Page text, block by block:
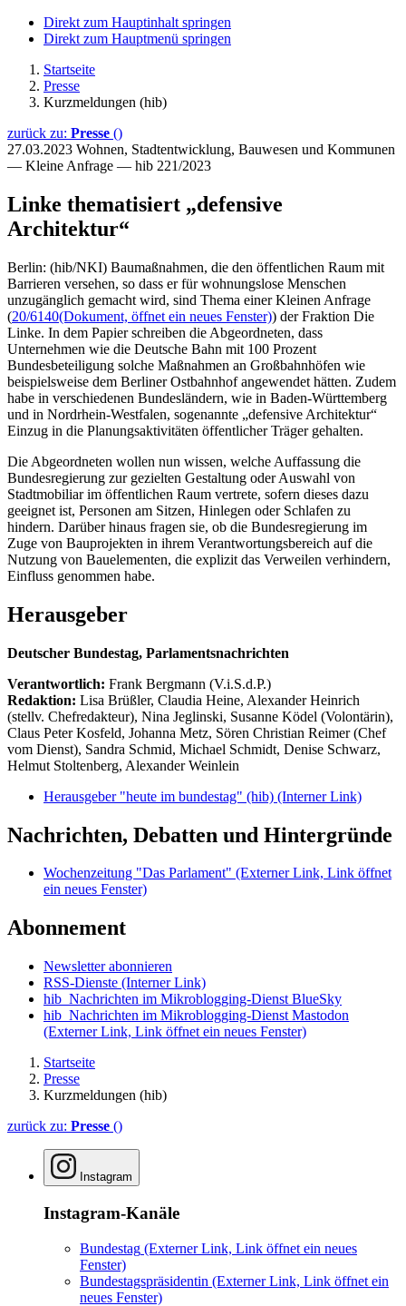
Direkt zum Hauptinhalt springen
Direkt zum Hauptmenü springen
Startseite
Presse
Kurzmeldungen (hib)
zurück zu: Presse ()
27.03.2023 Wohnen, Stadtentwicklung, Bauwesen und Kommunen
— Kleine Anfrage — hib 221/2023
Linke thematisiert „defensive
Architektur“
Berlin: (hib/NKI) Baumaßnahmen, die den öffentlichen Raum mit
Barrieren versehen, so dass er für wohnungslose Menschen
unzugänglich gemacht wird, sind Thema einer Kleinen Anfrage
(20/6140(Dokument, öffnet ein neues Fenster)) der Fraktion Die
Linke. In dem Papier schreiben die Abgeordneten, dass
Unternehmen wie die Deutsche Bahn mit 100 Prozent
Bundesbeteiligung solche Maßnahmen an Großbahnhöfen wie
beispielsweise dem Berliner Ostbahnhof angewendet hätten. Zudem
habe in verschiedenen Bundesländern, wie in Baden-Württemberg
und in Nordrhein-Westfalen, sogenannte „defensive Architektur“
Einzug in die Planungsaktivitäten öffentlicher Träger gehalten.
Die Abgeordneten wollen nun wissen, welche Auffassung die
Bundesregierung zur gezielten Gestaltung oder Auswahl von
Stadtmobiliar im öffentlichen Raum vertrete, sofern dieses dazu
geeignet ist, Personen am Sitzen, Hinlegen oder Schlafen zu
hindern. Darüber hinaus fragen sie, ob die Bundesregierung im
Zuge von Bauprojekten in ihrem Verantwortungsbereich auf die
Nutzung von Bauelementen, die explizit das Verweilen verhindern,
Einfluss genommen habe.
Herausgeber
Deutscher Bundestag, Parlamentsnachrichten
Verantwortlich: Frank Bergmann (V.i.S.d.P.)
Redaktion: Lisa Brüßler, Claudia Heine, Alexander Heinrich
(stellv. Chefredakteur), Nina Jeglinski, Susanne Ködel (Volontärin),
Claus Peter Kosfeld, Johanna Metz, Sören Christian Reimer (Chef
vom Dienst), Sandra Schmid, Michael Schmidt, Denise Schwarz,
Helmut Stoltenberg, Alexander Weinlein
Herausgeber "heute im bundestag" (hib) (Interner Link)
Nachrichten, Debatten und Hintergründe
Wochenzeitung "Das Parlament" (Externer Link, Link öffnet
ein neues Fenster)
Abonnement
Newsletter abonnieren
RSS-Dienste (Interner Link)
hib_Nachrichten im Mikroblogging-Dienst BlueSky
hib_Nachrichten im Mikroblogging-Dienst Mastodon
(Externer Link, Link öffnet ein neues Fenster)
Startseite
Presse
Kurzmeldungen (hib)
zurück zu: Presse ()
Instagram
Instagram-Kanäle
Bundestag (Externer Link, Link öffnet ein neues
Fenster)
Bundestagspräsidentin (Externer Link, Link öffnet ein
neues Fenster)